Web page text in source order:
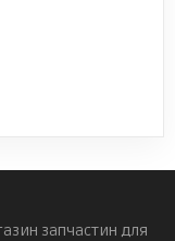
запчастин для